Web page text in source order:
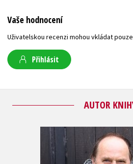
Vaše hodnocení
Uživatelskou recenzi mohou vkládat
Přihlásit
AUTOR